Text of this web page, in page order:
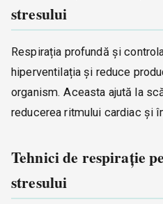
stresului
Respirația profundă și
hiperventilația și reduce
organism. Aceasta ajută la
reducerea ritmului cardiac și
Tehnici de respirație
stresului